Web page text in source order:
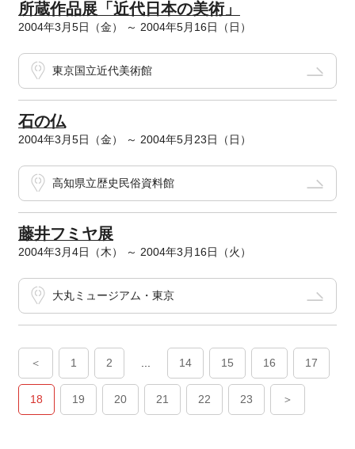
所蔵作品展「近代日本の美術」
2004年3月5日（金） ～ 2004年5月16日（日）
東京国立近代美術館
石の仏
2004年3月5日（金） ～ 2004年5月23日（日）
高知県立歴史民俗資料館
藤井フミヤ展
2004年3月4日（木） ～ 2004年3月16日（火）
大丸ミュージアム・東京
＜ 1 2 14 15 16 17
18 19 20 21 22 23 ＞